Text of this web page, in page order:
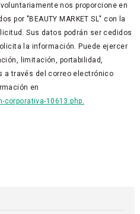
nos proporcione en
por "BEAUTY MARKET SL" con la
Sus datos podrán ser cedidos
la información. Puede ejercer
limitación, portabilidad,
a través del correo electrónico
en
10613.php.